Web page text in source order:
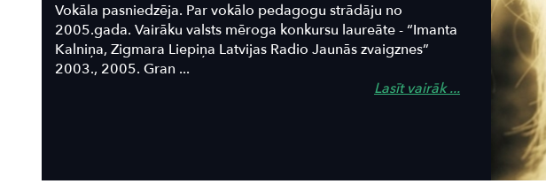
Vokāla pasniedzēja. Par vokālo pedagogu strādāju no
2005.gada. Vairāku valsts mēroga konkursu laureāte - “Imanta
Kalniņa, Zigmara Liepiņa Latvijas Radio Jaunās zvaigznes”
2003., 2005. Gran ...
Lasīt vairāk ...